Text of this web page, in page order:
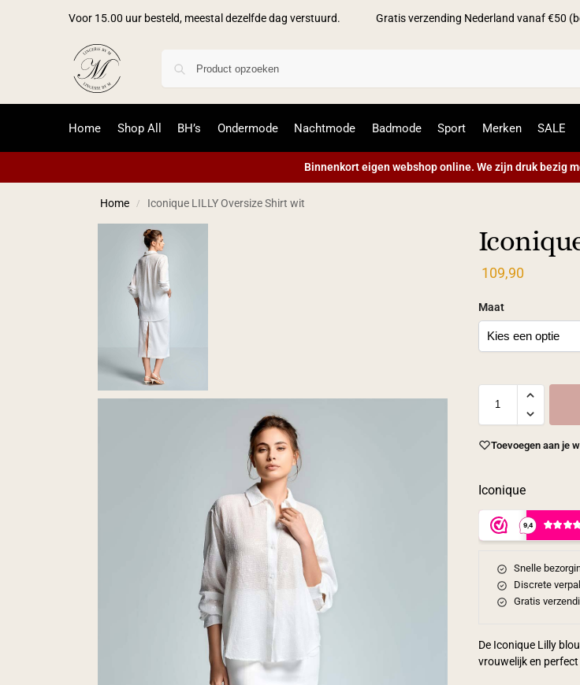
Voor 15.00 uur besteld, meestal dezelfde dag verstuurd. Gratis verzending Nederland vanaf €50
Home Shop All BH’s Ondermode Nachtmode Badmode Sport Merken SALE
Binnenkort eigen webshop online. We zijn druk bezig
Home / Iconique LILLY Oversize Shirt wit
109,90
Maat
Toevoegen aan je
Iconique
Snelle
Discrete
Gratis
De Iconique Lilly
vrouwelijk en